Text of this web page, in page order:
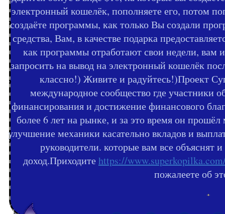
электронный кошелёк, пополняете его, потом
создаёте программы, как только Вы создали
средства, Вам, в качестве подарка
как программы отработают свои недели,
запросить на вывод на электронный кошелёк
классно!) Живите и радуйтесь!)Проект
международное сообщество где участники
финансирования и достижение финансового
более 6 лет на рынке, и за это время он
улучшение механики касательно вкладов и
руководители. которые вам все объяснят
доход.Приходитеhttps://
пожалеете об